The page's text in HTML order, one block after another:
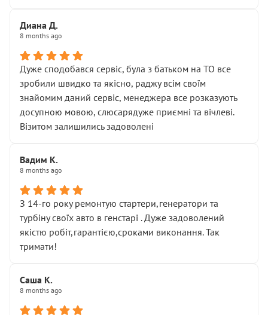
Диана Д.
8 months ago
Дуже сподобався сервіс, була з батьком на ТО все
зробили швидко та якісно, раджу всім своїм
знайомим даний сервіс, менеджера все розказують
досупною мовою, слюсарядуже приємні та вічлеві.
Візитом залишились задоволені
Вадим К.
8 months ago
З 14-го року ремонтую стартери,генератори та
турбіну своїх авто в генстарі . Дуже задоволений
якістю робіт,гарантією,сроками виконання. Так
тримати!
Саша К.
8 months ago